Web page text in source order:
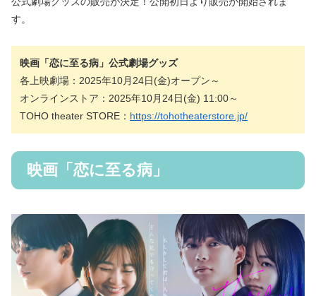
す。
映画「恋に至る病」公式劇場グッズ
各上映劇場：2025年10月24日(金)オープン～
オンラインストア：2025年10月24日(金) 11:00～
TOHO theater STORE： https://tohotheaterstore.jp/
映画「恋に至る病」